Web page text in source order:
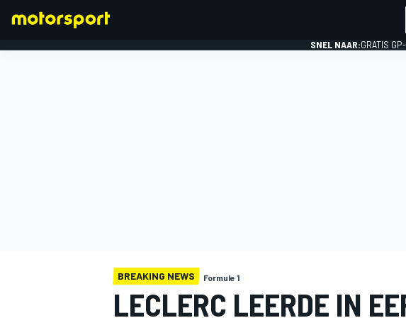
SNEL NAAR:GRATIS
BREAKING NEWS Formule 1
LECLERC LEERDE IN